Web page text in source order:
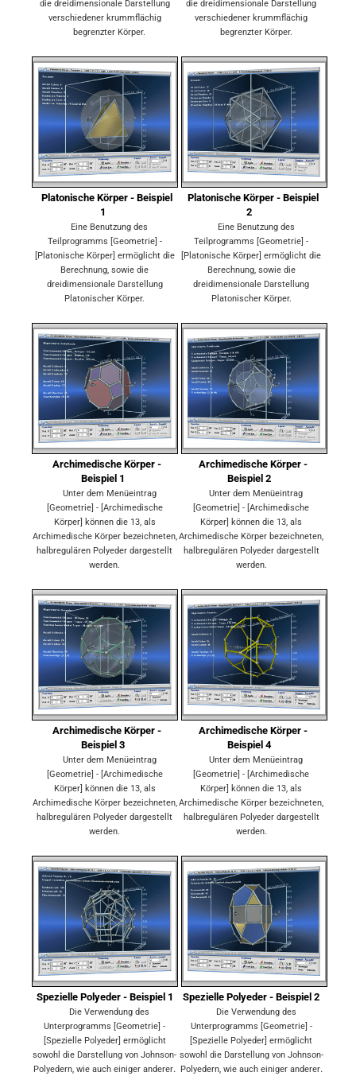
die dreidimensionale Darstellung
verschiedener krummflächig
begrenzter Körper.
die dreidimensionale Darstellung
verschiedener krummflächig
begrenzter Körper.
Platonische Körper - Beispiel
1
Eine Benutzung des
Teilprogramms [Geometrie] -
[Platonische Körper] ermöglicht die
Berechnung, sowie die
dreidimensionale Darstellung
Platonischer Körper.
Platonische Körper - Beispiel
2
Eine Benutzung des
Teilprogramms [Geometrie] -
[Platonische Körper] ermöglicht die
Berechnung, sowie die
dreidimensionale Darstellung
Platonischer Körper.
Archimedische Körper -
Beispiel 1
Unter dem Menüeintrag
[Geometrie] - [Archimedische
Körper] können die 13, als
Archimedische Körper bezeichneten,
halbregulären Polyeder dargestellt
werden.
Archimedische Körper -
Beispiel 2
Unter dem Menüeintrag
[Geometrie] - [Archimedische
Körper] können die 13, als
Archimedische Körper bezeichneten,
halbregulären Polyeder dargestellt
werden.
Archimedische Körper -
Beispiel 3
Unter dem Menüeintrag
[Geometrie] - [Archimedische
Körper] können die 13, als
Archimedische Körper bezeichneten,
halbregulären Polyeder dargestellt
werden.
Archimedische Körper -
Beispiel 4
Unter dem Menüeintrag
[Geometrie] - [Archimedische
Körper] können die 13, als
Archimedische Körper bezeichneten,
halbregulären Polyeder dargestellt
werden.
Spezielle Polyeder - Beispiel 1
Die Verwendung des
Unterprogramms [Geometrie] -
[Spezielle Polyeder] ermöglicht
sowohl die Darstellung von Johnson-
Polyedern, wie auch einiger anderer.
Spezielle Polyeder - Beispiel 2
Die Verwendung des
Unterprogramms [Geometrie] -
[Spezielle Polyeder] ermöglicht
sowohl die Darstellung von Johnson-
Polyedern, wie auch einiger anderer.